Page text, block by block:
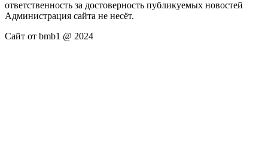
ответственность за достоверность публикуемых новостей
Администрация сайта не несёт.
Сайт от bmb1 @ 2024